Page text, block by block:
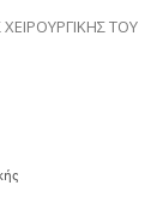
ΤΟΥ